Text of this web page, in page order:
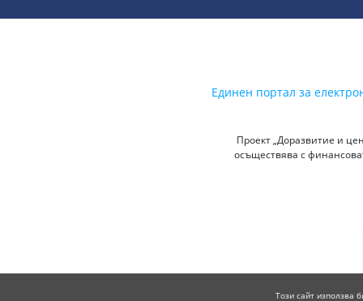
Единен портал за
Проект „Доразвитие и
осъществява с
Този сайт използва